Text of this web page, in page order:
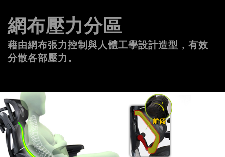
網布壓力分區
藉由網布張力控制與人體工學設計造型，有效
分散各部壓力。